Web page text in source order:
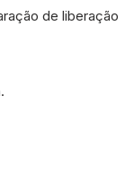
de liberação